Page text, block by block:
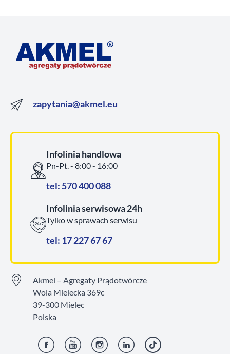
zapytania@akmel.eu
Infolinia handlowa
Pn-Pt. - 8:00 - 16:00
tel: 570 400 088
Infolinia serwisowa 24h
Tylko w sprawach serwisu
tel: 17 227 67 67
Akmel – Agregaty Prądotwórcze
Wola Mielecka 369c
39-300 Mielec
Polska